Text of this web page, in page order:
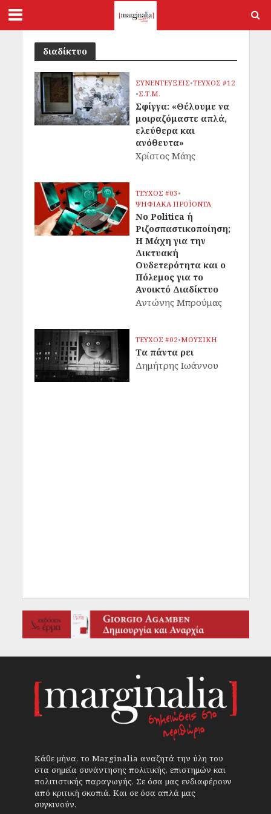
διαδίκτυο
ΣΥΝΕΝΤΕΥΞΕΙΣ•ΤΕΥΧΟΣ #12
•Σ.Τ.Μ.
Σφίγγα: «Θέλουμε να
μοιραζόμαστε απλά,
ελεύθερα και
ανόθευτα»
Χρίστος Μάης
ΤΕΥΧΟΣ #03 •
ΨΗΦΙΑΚΑ ΠΡΟΪΟΝΤΑ
No Politica ή
Ριζοσπαστικοποίηση;
Η Μάχη για την
Δικτυακή
Ουδετερότητα και ο
Πόλεμος για το
Ανοικτό Διαδίκτυο
Αντώνης Μπρούμας
ΤΕΥΧΟΣ #02•ΜΟΥΣΙΚΗ
Τα πάντα ρει
Δημήτρης Ιωάννου
Κάθε μήνα, το Marginalia αναζητά την ύλη του
στα σημεία συνάντησης πολιτικής, επιστημών και
πολιτιστικής παραγωγής. Σε όσα μας ενδιαφέρουν
από κριτική σκοπιά. Και σε όσα απλά μας
συγκινούν.